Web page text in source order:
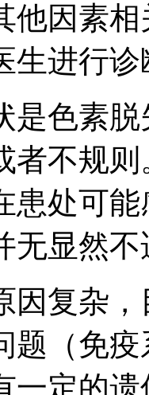
他因素
生进行诊
是色素
者不规
患处可
无显然不
因复杂
题（免
一定的